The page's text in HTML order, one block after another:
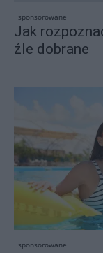
sponsorowane
Jak
źle dobrane
sponsorowane